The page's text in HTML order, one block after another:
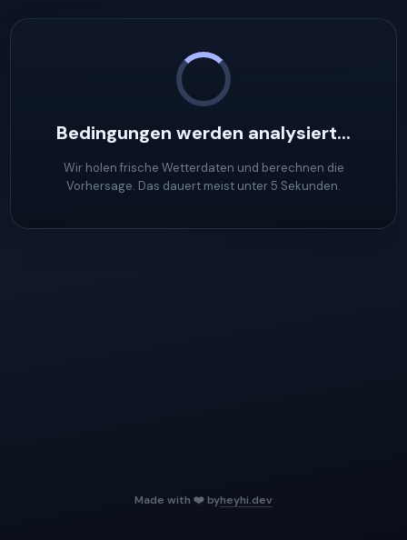
Bedingungen werden analysiert...
Wir holen frische Wetterdaten und berechnen die
Vorhersage. Das dauert meist unter 5 Sekunden.
Made with ❤️ byheyhi.dev